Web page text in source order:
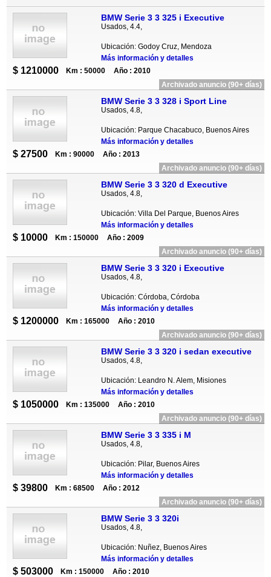
BMW Serie 3 3 325 i Executive
Usados, 4.4,
Ubicación: Godoy Cruz, Mendoza
Más información y detalles
$ 1210000 Km : 50000
Año : 2010
Archivado anuncio (90+ días)
BMW Serie 3 3 328 i Sport Line
Usados, 4.8,
Ubicación: Parque Chacabuco, Buenos Aires
Más información y detalles
$ 27500 Km : 90000
Año : 2013
Archivado anuncio (90+ días)
BMW Serie 3 3 320 d Executive
Usados, 4.8,
Ubicación: Villa Del Parque, Buenos Aires
Más información y detalles
$ 10000 Km : 150000
Año : 2009
Archivado anuncio (90+ días)
BMW Serie 3 3 320 i Executive
Usados, 4.8,
Ubicación: Córdoba, Córdoba
Más información y detalles
$ 1200000 Km : 165000
Año : 2010
Archivado anuncio (90+ días)
BMW Serie 3 3 320 i sedan executive
Usados, 4.8,
Ubicación: Leandro N. Alem, Misiones
Más información y detalles
$ 1050000 Km : 135000
Año : 2010
Archivado anuncio (90+ días)
BMW Serie 3 3 335 i M
Usados, 4.8,
Ubicación: Pilar, Buenos Aires
Más información y detalles
$ 39800 Km : 68500
Año : 2012
Archivado anuncio (90+ días)
BMW Serie 3 3 320i
Usados, 4.8,
Ubicación: Nuñez, Buenos Aires
Más información y detalles
$ 503000 Km : 150000
Año : 2010